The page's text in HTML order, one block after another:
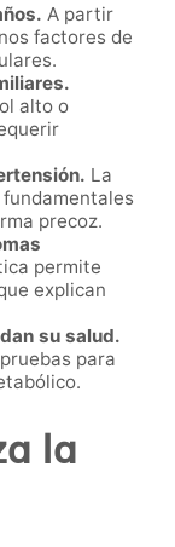
A partir
factores de
alto o
La
precoz.
permite
explican
su salud.
para
la